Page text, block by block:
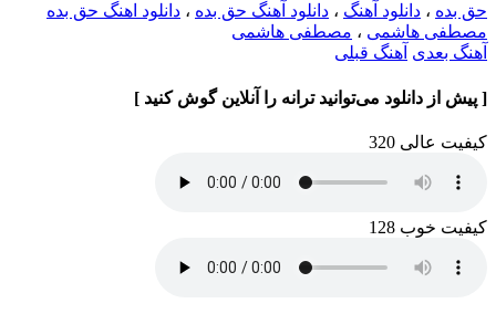
حق بده ، دانلود آهنگ ، دانلود آهنگ حق بده ، دانلود اهنگ حق بده
مصطفی هاشمی ، مصطفی هاشمی
آهنگ بعدی آهنگ قبلی
[ پیش از دانلود می‌توانید ترانه را آنلاین گوش کنید ]
کیفیت عالی 320
کیفیت خوب 128